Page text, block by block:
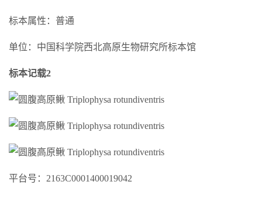
标本属性：普通
单位：中国科学院西北高原生物研究所标本馆
标本记载2
平台号：2163C0001400019042